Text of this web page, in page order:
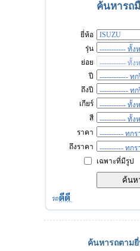
ค้นหารถ
ยี่ห้อ
รุ่น
ย่อย
ปี
ถึงปี
เกียร์
สี
ราคา
ถึงราคา
เฉพาะที่มีรูป
ค้นหารถตาม